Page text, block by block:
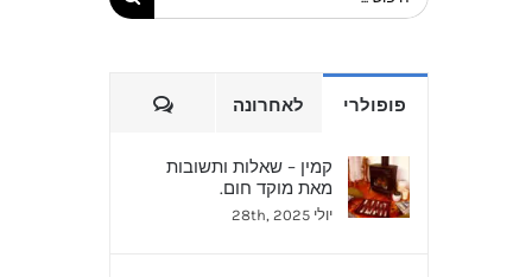
פופולרי לאחרונה הערות
קמין – שאלות ותשובות
מאת מוקד חום.
יולי 28th, 2025